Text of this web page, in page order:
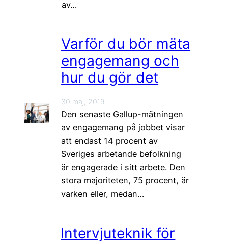
av…
Varför du bör mäta
engagemang och
hur du gör det
30 maj, 2019
Den senaste Gallup-mätningen
av engagemang på jobbet visar
att endast 14 procent av
Sveriges arbetande befolkning
är engagerade i sitt arbete. Den
stora majoriteten, 75 procent, är
varken eller, medan…
Intervjuteknik för